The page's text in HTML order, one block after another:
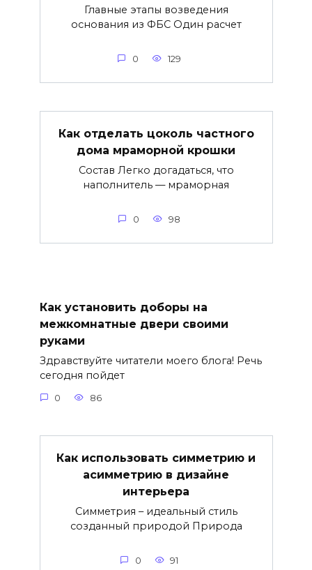
Главные этапы возведения
основания из ФБС Один расчет
0 129
Как отделать цоколь частного
дома мраморной крошки
Состав Легко догадаться, что
наполнитель — мраморная
0 98
Как установить доборы на
межкомнатные двери своими
руками
Здравствуйте читатели моего блога! Речь
сегодня пойдет
0 86
Как использовать симметрию и
асимметрию в дизайне
интерьера
Симметрия – идеальный стиль
созданный природой Природа
0 91